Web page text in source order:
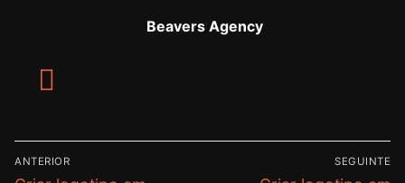
Beavers Agency
ANTERIOR SEGUINTE